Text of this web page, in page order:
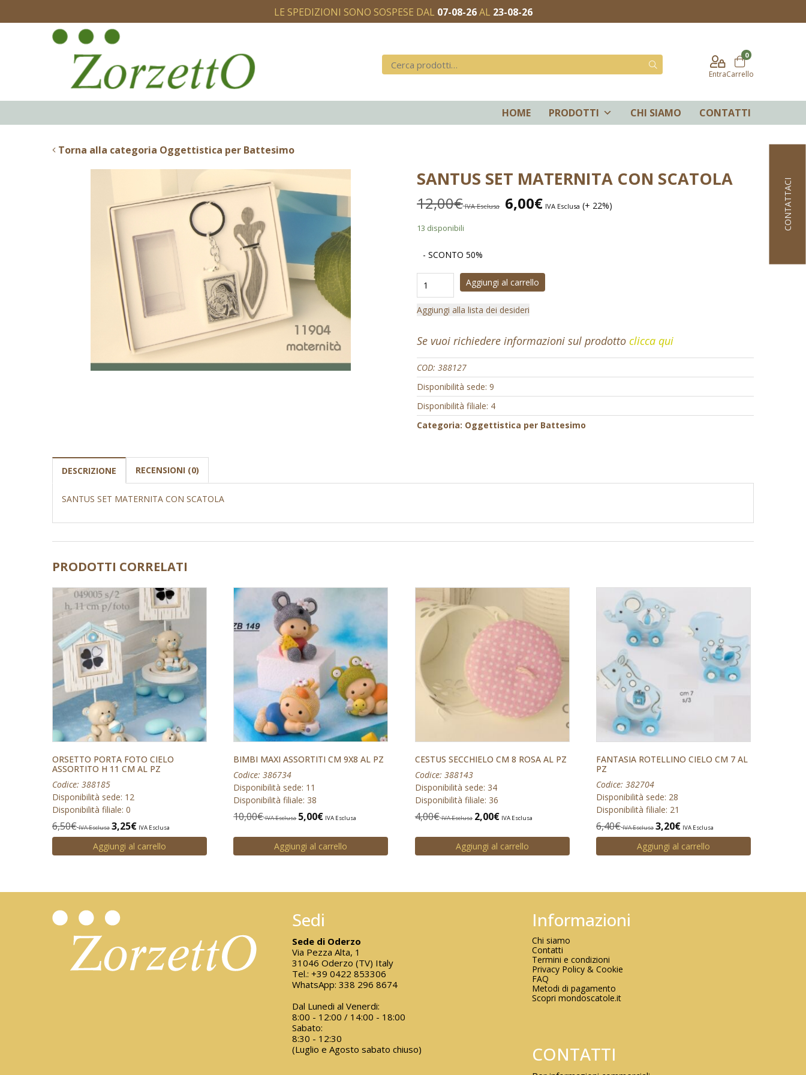
LE SPEDIZIONI SONO SOSPESE DAL 07-08-26AL 23-08-26
Entra
0
Carrello
HOME PRODOTTI CHI SIAMO CONTATTI
Torna alla categoria Oggettistica per Battesimo
SANTUS SET MATERNITA CON SCATOLA
12,00€ IVA Esclusa 6,00€ IVA Esclusa (+ 22%)
13 disponibili
- SCONTO 50%
Aggiungi al carrello
Aggiungi alla lista dei desideri
Se vuoi richiedere informazioni sul prodottoclicca qui
COD:388127
Disponibilità sede: 9
Disponibilità filiale: 4
Categoria: Oggettistica per Battesimo
DESCRIZIONE RECENSIONI (0)
SANTUS SET MATERNITA CON SCATOLA
PRODOTTI CORRELATI
ORSETTO PORTA FOTO CIELO
ASSORTITO H 11 CM AL PZ
Codice: 388185
Disponibilità sede: 12
Disponibilità filiale: 0
6,50€ IVA Esclusa 3,25€ IVA Esclusa
Aggiungi al carrello
BIMBI MAXI ASSORTITI CM 9X8 AL PZ
Codice: 386734
Disponibilità sede: 11
Disponibilità filiale: 38
10,00€ IVA Esclusa 5,00€ IVA Esclusa
Aggiungi al carrello
CESTUS SECCHIELO CM 8 ROSA AL PZ
Codice: 388143
Disponibilità sede: 34
Disponibilità filiale: 36
4,00€ IVA Esclusa 2,00€ IVA Esclusa
Aggiungi al carrello
FANTASIA ROTELLINO CIELO CM 7 AL
PZ
Codice: 382704
Disponibilità sede: 28
Disponibilità filiale: 21
6,40€ IVA Esclusa 3,20€ IVA Esclusa
Aggiungi al carrello
CONTATTACI
Sedi
Sede di Oderzo
Via Pezza Alta, 1
31046 Oderzo (TV) Italy
Tel.: +39 0422 853306
WhatsApp: 338 296 8674
Dal Lunedi al Venerdi:
8:00 - 12:00 / 14:00 - 18:00
Sabato:
8:30 - 12:30
(Luglio e Agosto sabato chiuso)
Informazioni
Chi siamo
Contatti
Termini e condizioni
Privacy Policy & Cookie
FAQ
Metodi di pagamento
Scopri mondoscatole.it
CONTATTI